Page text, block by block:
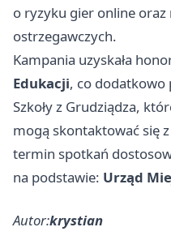
o ryzyku gier online oraz
ostrzegawczych.
Kampania uzyskała
Edukacji, co dodatkowo
Szkoły z Grudziądza,
mogą skontaktować się
termin spotkań
na podstawie: Urząd
Autor:krystian